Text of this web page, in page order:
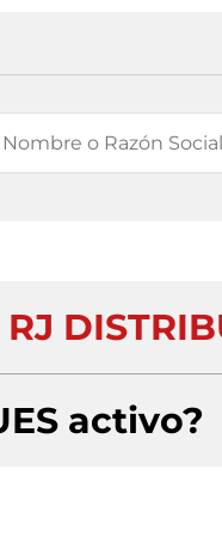
RJ
activo?